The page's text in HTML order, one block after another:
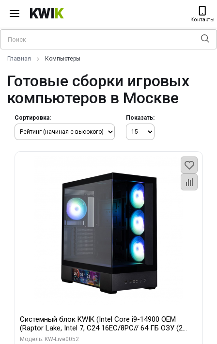
KWIK Контакты
Главная Компьютеры
Готовые сборки игровых
компьютеров в Москве
Сортировка: Показать:
Системный блок KWIK (Intel Core i9-14900 OEM
(Raptor Lake, Intel 7, C24 16EC/8PC// 64 ГБ ОЗУ (2
модуля)/ Palit RTX5080 GAMINGPRO OC 16GB GDDR7
Модель: KW-Live0052